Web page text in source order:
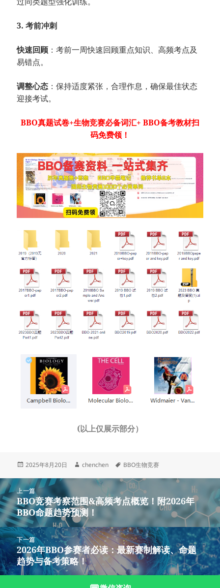
3. 考前冲刺
快速回顾 ：考前一周快速回顾重点知识、高频考点及
易错点。
调整心态 ：保持适度紧张，合理作息，确保最佳状态
迎接考试。
BBO真题试卷+生物竞赛必备词汇+ BBO备考教材扫
码免费领！
(以上仅展示部分）
发
于
2025年8月20日
作
chenchen
标
BBO生物竞赛
文
章
导
航
上一篇
上
篇
文
章：
BBO竞赛考察范围&高频考点概览！附2026年
BBO命题趋势预测！
下一篇
下
篇
文
2026年BBO参赛者必读：最新赛制解读、命题
趋势与备考策略！